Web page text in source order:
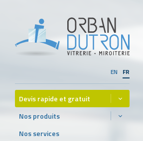
Devis rapide et gratuit
Nos produits
Nos services
EN FR